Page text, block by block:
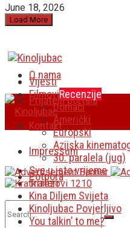
June 18, 2026
Load More
O nama
Prijatelji portala
Kontakt
Impressum
Potpora
Vijesti
FilmoviRecenzije
Domaći
Američki
Europski
Azijska
30. paralela (jug)
Sve u isto vrijeme
Traileri
Kina Diljem Svijeta
Kinoljubac Povjerljivo
You talkin’ to me?